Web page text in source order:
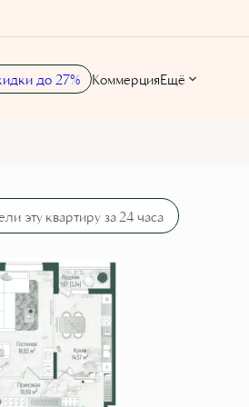
до 27% КоммерцияЕщё
руб./мес.
эту квартиру за 24 часа